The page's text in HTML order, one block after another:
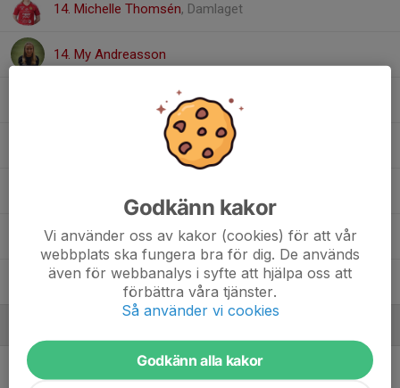
14. Michelle Thomsén, Damlaget
14. My Andreasson
, Damlaget
8. Thea Gustafsson
21. Vera Eidering
JOHN EIDERINGLedare
Godkänn kakor
Vi använder oss av kakor (cookies) för att vår
webbplats ska fungera bra för dig. De används
även för webbanalys i syfte att hjälpa oss att
förbättra våra tjänster.
Så använder vi cookies
Godkänn alla kakor